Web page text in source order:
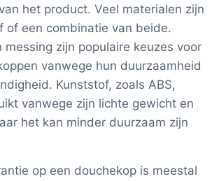
het product. Veel materialen zijn
of een combinatie van beide.
messing zijn populaire keuzes voor
vanwege hun duurzaamheid
Kunststof, zoals ABS,
vanwege zijn lichte gewicht en
het kan minder duurzaam zijn
op een douchekop is meestal